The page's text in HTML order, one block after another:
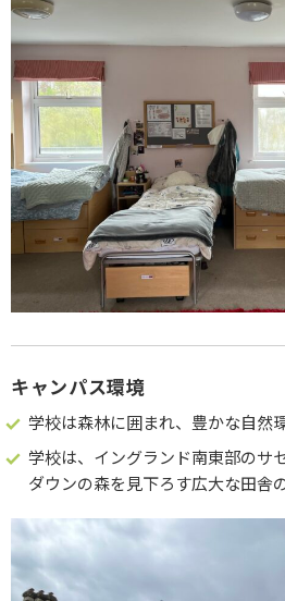
キャンパス環境
学校は森林に囲まれ、豊かな自然
学校は、イングランド南東部のサ
ダウンの森を見下ろす広大な田舎